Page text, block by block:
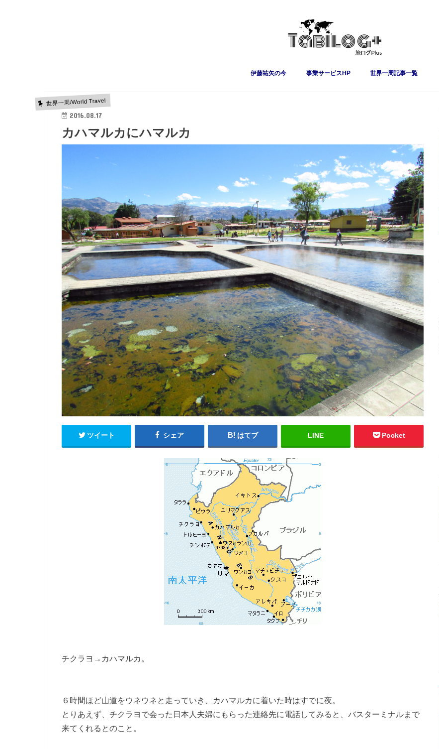
伊藤祐矢の今 事業サービスHP 世界一周記事一覧
世界一周/World Travel
2016.08.17
カハマルカにハマルカ
ツイート シェア はてブ LINE Pocket
チクラヨ→カハマルカ。
６時間ほど山道をウネウネと走っていき、カハマルカに着いた時はすでに夜。
とりあえず、チクラヨで会った日本人夫婦にもらった連絡先に電話してみると、バスターミナルまで
来てくれるとのこと。